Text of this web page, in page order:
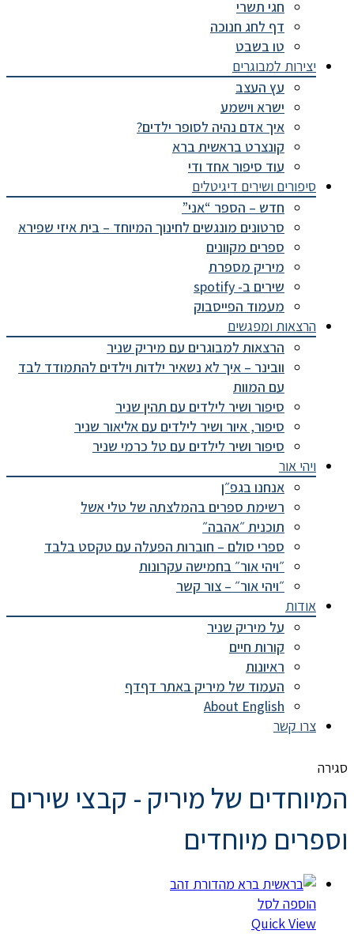
חגי תשרי
דף לחג חנוכה
טו בשבט
יצירות למבוגרים
עץ העצב
ישרא וישמע
איך אדם נהיה לסופר ילדים?
קונצרט בראשית ברא
עוד סיפור אחד ודי
סיפורים ושירים דיגיטלים
חדש – הספר “אני”
סרטונים מונגשים לחינוך המיוחד – בית איזי שפירא
ספרים מקוונים
מיריק מספרת
שירים ב- spotify
מעמוד הפייסבוק
הרצאות ומפגשים
הרצאות למבוגרים עם מיריק שניר
וובינר – איך לא נשאיר ילדות וילדים להתמודד לבד
עם המוות
סיפור ושיר לילדים עם תהין שניר
סיפור, איור ושיר לילדים עם אליאור שניר
סיפור ושיר לילדים עם טל כרמי שניר
ויהי אור
אנחנו בגפ״ן
רשימת ספרים בהמלצתה של טלי אשל
תוכנית ״אהבה״
ספרי סולם – חוברות הפעלה עם טקסט בלבד
״ויהי אור״ בחמישה עקרונות
״ויהי אור״ – צור קשר
אודות
על מיריק שניר
קורות חיים
ראיונות
העמוד של מיריק באתר דףדף
About English
צרו קשר
סגירה
המיוחדים של מיריק - קבצי שירים
וספרים מיוחדים
הוספה לסל
Quick View